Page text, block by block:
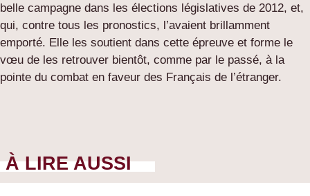
belle campagne dans les élections législatives de 2012, et,
qui, contre tous les pronostics, l’avaient brillamment
emporté. Elle les soutient dans cette épreuve et forme le
vœu de les retrouver bientôt, comme par le passé, à la
pointe du combat en faveur des Français de l’étranger.
À LIRE AUSSI